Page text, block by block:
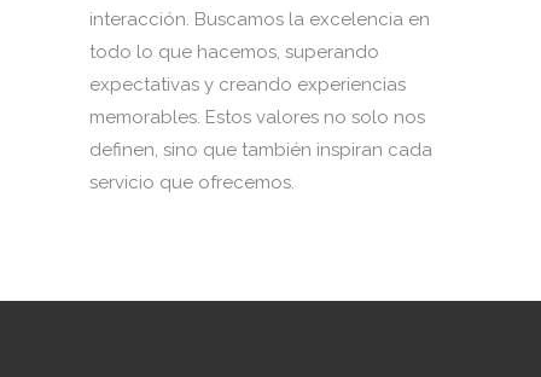
interacción. Buscamos la excelencia en
todo lo que hacemos, superando
expectativas y creando experiencias
memorables. Estos valores no solo nos
definen, sino que también inspiran cada
servicio que ofrecemos.